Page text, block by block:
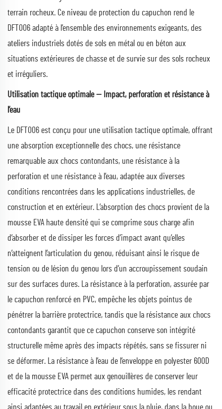
terrain rocheux. Ce niveau de protection du capuchon rend le
DFT006 adapté à l’ensemble des environnements exigeants, des
ateliers industriels dotés de sols en métal ou en béton aux
situations extérieures de chasse et de survie sur des sols rocheux
et irréguliers.
Utilisation tactique optimale — Impact, perforation et résistance à
l’eau
Le DFT006 est conçu pour une utilisation tactique optimale, offrant
une absorption exceptionnelle des chocs, une résistance
remarquable aux chocs contondants, une résistance à la
perforation et une résistance à l’eau, adaptée aux diverses
conditions rencontrées dans les applications industrielles, de
construction et en extérieur. L’absorption des chocs provient de la
mousse EVA haute densité qui se comprime sous charge afin
d’absorber et de dissiper les forces d’impact avant qu’elles
n’atteignent l’articulation du genou, réduisant ainsi le risque de
tension ou de lésion du genou lors d’un accroupissement soudain
sur des surfaces dures. La résistance à la perforation, assurée par
le capuchon renforcé en PVC, empêche les objets pointus de
pénétrer la barrière protectrice, tandis que la résistance aux chocs
contondants garantit que ce capuchon conserve son intégrité
structurelle même après des impacts répétés, sans se fissurer ni
se déformer. La résistance à l’eau de l’enveloppe en polyester 600D
et de la mousse EVA permet aux genouillères de conserver leur
efficacité protectrice dans des conditions humides, les rendant